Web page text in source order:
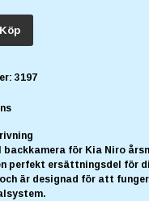
Köp
3197
backkamera för Kia Niro
perfekt ersättningsdel för
är designad för att